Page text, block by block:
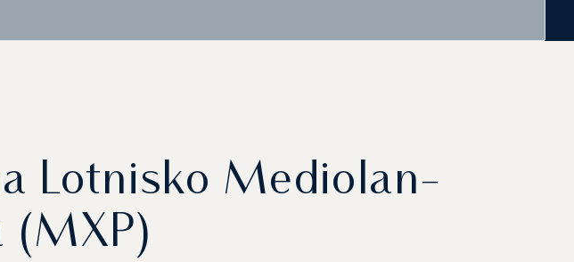
Lotnisko Mediolan-
(MXP)